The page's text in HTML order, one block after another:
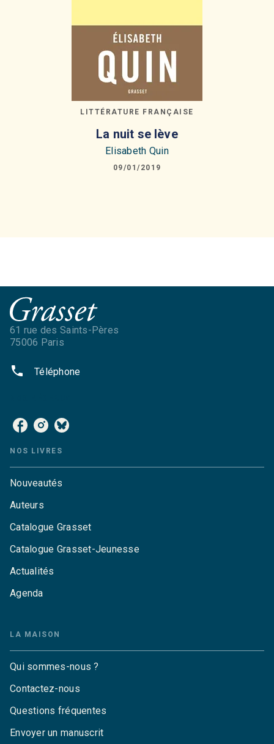
LITTÉRATURE FRANÇAISE
La nuit se lève
Elisabeth Quin
09/01/2019
61 rue des Saints-Pères
75006 Paris
phone Téléphone
NOS LIVRES
Nouveautés
Auteurs
Catalogue Grasset
Catalogue Grasset-Jeunesse
Actualités
Agenda
LA MAISON
Qui sommes-nous ?
Contactez-nous
Questions fréquentes
Envoyer un manuscrit